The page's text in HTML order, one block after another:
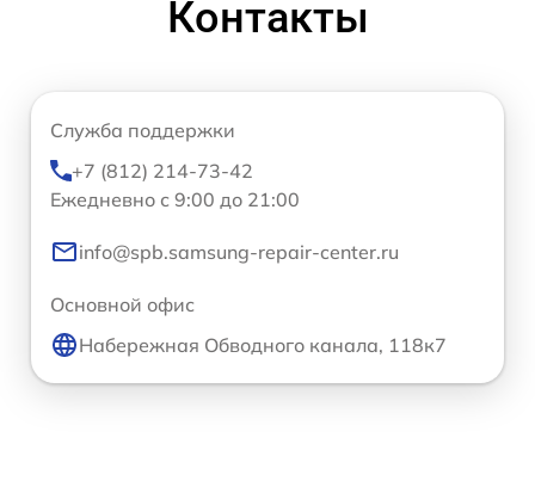
Контакты
Служба поддержки
+7 (812) 214-73-42
Ежедневно с 9:00 до 21:00
info@spb.samsung-repair-center.ru
Основной офис
Набережная Обводного канала, 118к7